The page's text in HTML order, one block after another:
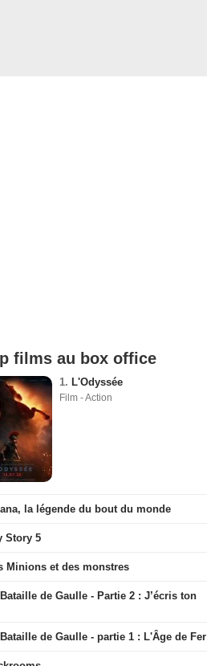
films au box office
1. L'Odyssée
Film - Action
la légende du bout du monde
Story 5
Minions et des monstres
de Gaulle - Partie 2 : J’écris ton
de Gaulle - partie 1 : L'Âge de Fer